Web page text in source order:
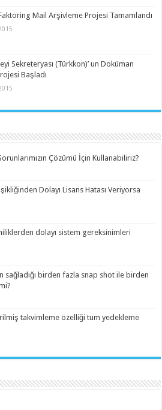
Mail Arşivleme Projesi Tamamlandı
Sekreteryası (Türkkon)’ un Doküman
Başladı
Çözümü İçin Kullanabiliriz?
Dolayı Lisans Hatası Veriyorsa
dolayı sistem gereksinimleri
sağladığı birden fazla snap shot ile birden
takvimleme özelliği tüm yedekleme